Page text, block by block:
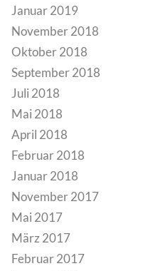
Januar 2019
November 2018
Oktober 2018
September 2018
Juli 2018
Mai 2018
April 2018
Februar 2018
Januar 2018
November 2017
Mai 2017
März 2017
Februar 2017